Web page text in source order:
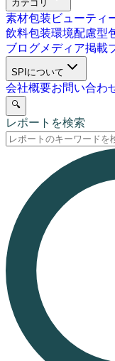
カテゴリ
素材包装 ビューティ
飲料包装環境配慮型
ブログメディア掲載
SPIについて
会社概要お問い合わ
🔍
レポートを検索